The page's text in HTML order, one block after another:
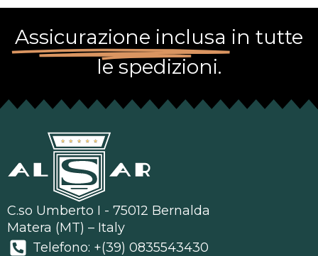
Assicurazione inclusa in tutte
le spedizioni.
C.so Umberto I - 75012 Bernalda
Matera (MT) – Italy
Telefono: +(39) 0835543430